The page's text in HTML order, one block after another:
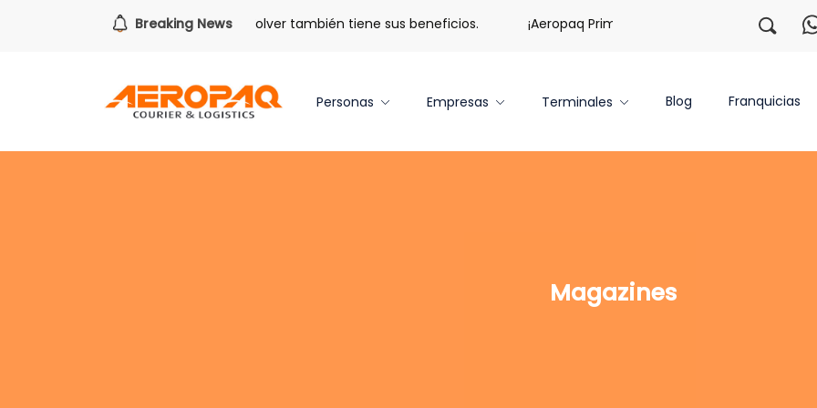
Breaking News
Para todo lo que viene. Volver también tiene sus beneficios. ¡Aeropaq Prime TE DA MÁS! ¡Regístrate
Personas Empresas Terminales Blog Franquicias
Magazines